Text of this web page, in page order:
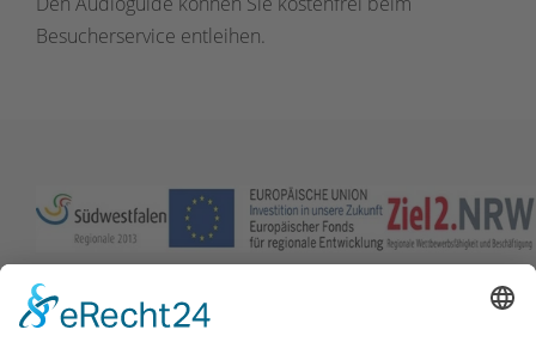
Besucherservice entleihen.